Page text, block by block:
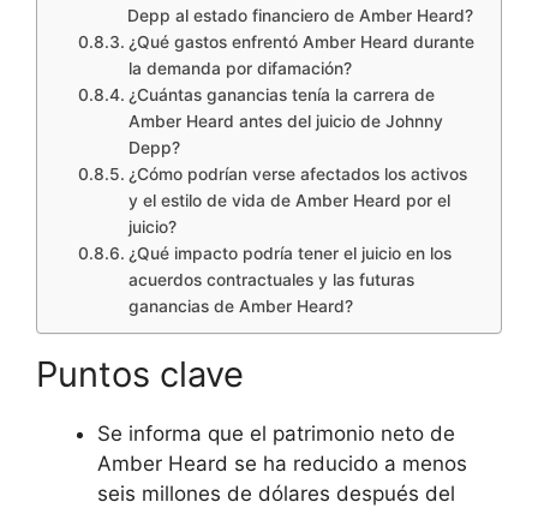
Depp al estado financiero de Amber Heard?
¿Qué gastos enfrentó Amber Heard durante
la demanda por difamación?
¿Cuántas ganancias tenía la carrera de
Amber Heard antes del juicio de Johnny
Depp?
¿Cómo podrían verse afectados los activos
y el estilo de vida de Amber Heard por el
juicio?
¿Qué impacto podría tener el juicio en los
acuerdos contractuales y las futuras
ganancias de Amber Heard?
Puntos clave
Se informa que el patrimonio neto de
Amber Heard se ha reducido a menos
seis millones de dólares después del